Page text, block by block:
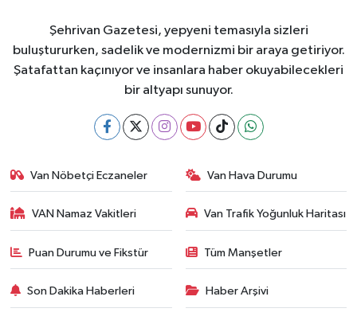
Şehrivan Gazetesi, yepyeni temasıyla sizleri
buluştururken, sadelik ve modernizmi bir araya getiriyor.
Şatafattan kaçınıyor ve insanlara haber okuyabilecekleri
bir altyapı sunuyor.
Van Nöbetçi Eczaneler Van Hava Durumu
VAN Namaz Vakitleri Van Trafik Yoğunluk Haritası
Puan Durumu ve Fikstür Tüm Manşetler
Son Dakika Haberleri Haber Arşivi